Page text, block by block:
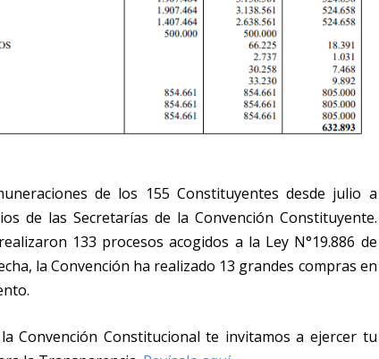
de los 155 Constituyentes desde julio a
de las Secretarías de la Convención Constituyente.
133 procesos acogidos a la Ley N°19.886 de
la Convención ha realizado 13 grandes compras en
Convención Constitucionalte invitamos a ejercer tu